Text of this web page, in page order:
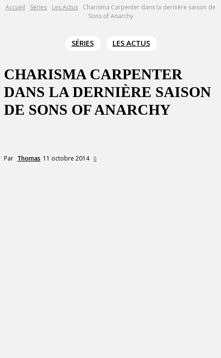
Accueil Séries Les Actus
Charisma Carpenter dans la dernière saison de
Sons of Anarchy
SÉRIES LES ACTUS
CHARISMA CARPENTER
DANS LA DERNIÈRE SAISON
DE SONS OF ANARCHY
Par Thomas 11 octobre 2014 0